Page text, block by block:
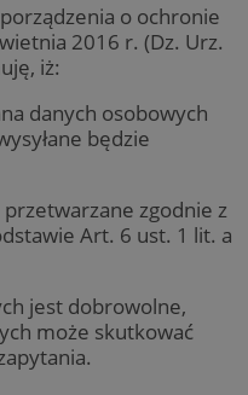
o ochronie
2016 r. (Dz. Urz.
iż:
danych osobowych
będzie
zgodnie z
Art. 6 ust. 1 lit. a
jest dobrowolne,
może skutkować